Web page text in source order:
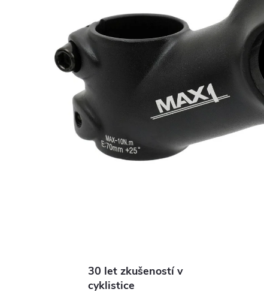
30 let zkušeností v
cyklistice